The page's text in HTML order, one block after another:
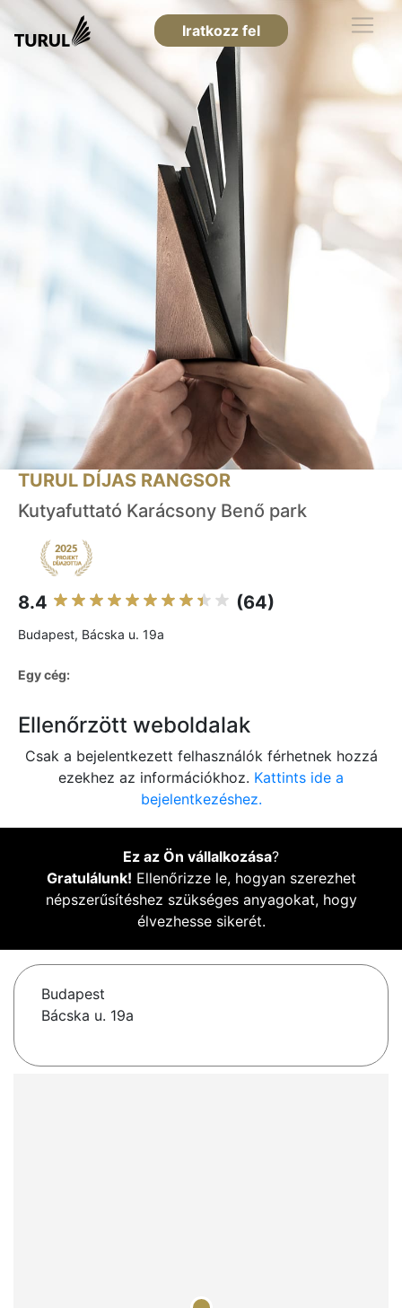
Iratkozz fel
TURUL DÍJAS RANGSOR
Kutyafuttató Karácsony Benő park
8.4 (64)
Budapest, Bácska u. 19a
Egy cég:
Ellenőrzött weboldalak
Csak a bejelentkezett felhasználók férhetnek hozzá
ezekhez az információkhoz. Kattints ide a
bejelentkezéshez.
Ez az Ön vállalkozása?
Gratulálunk! Ellenőrizze le, hogyan szerezhet
népszerűsítéshez szükséges anyagokat, hogy
élvezhesse sikerét.
Budapest
Bácska u. 19a